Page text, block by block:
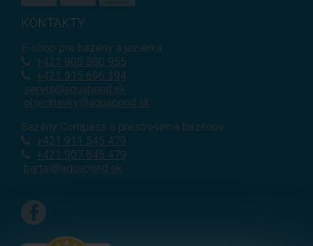
KONTAKTY
E-shop pre bazény a jazierka
+421 905 500 955
+421 915 696 394
servis@aquapond.sk
objednavky@aquapond.sk
Bazény Compass a prestrešenia bazénov
+421 911 545 479
+421 907 545 479
bartal@aquapond.sk